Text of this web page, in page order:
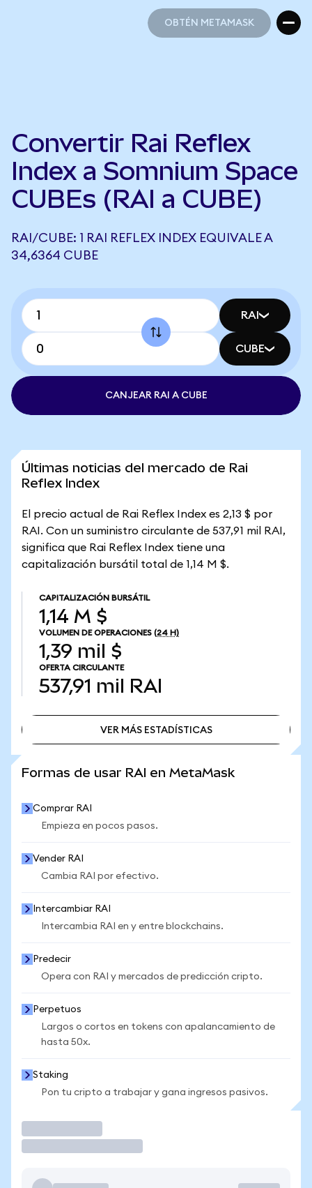
OBTÉN METAMASK
Convertir Rai Reflex
Index a Somnium Space
CUBEs (RAI a CUBE)
RAI/CUBE: 1 RAI REFLEX INDEX EQUIVALE A
34,6364 CUBE
RAI
CUBE
CANJEAR RAI A CUBE
Últimas noticias del mercado de Rai
Reflex Index
El precio actual de Rai Reflex Index es 2,13 $ por
RAI. Con un suministro circulante de 537,91 mil RAI,
significa que Rai Reflex Index tiene una
capitalización bursátil total de 1,14 M $.
CAPITALIZACIÓN BURSÁTIL
1,14 M $
VOLUMEN DE OPERACIONES (24 H)
1,39 mil $
OFERTA CIRCULANTE
537,91 mil RAI
VER MÁS ESTADÍSTICAS
Formas de usar RAI en MetaMask
Comprar RAI
Empieza en pocos pasos.
Vender RAI
Cambia RAI por efectivo.
Intercambiar RAI
Intercambia RAI en y entre blockchains.
Predecir
Opera con RAI y mercados de predicción cripto.
Perpetuos
Largos o cortos en tokens con apalancamiento de
hasta 50x.
Staking
Pon tu cripto a trabajar y gana ingresos pasivos.